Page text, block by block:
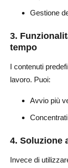
Gestione
3.
tempo
I contenuti
lavoro. Puoi:
Avvio più
4. Soluzione
Invece di